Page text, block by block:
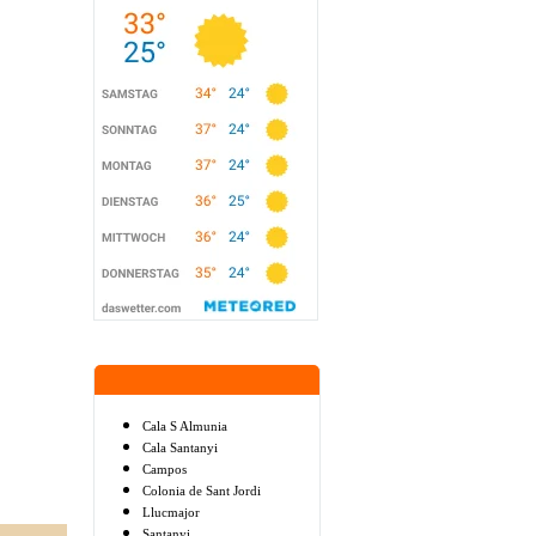
Cala S Almunia
Cala Santanyi
Campos
Colonia de Sant Jordi
Llucmajor